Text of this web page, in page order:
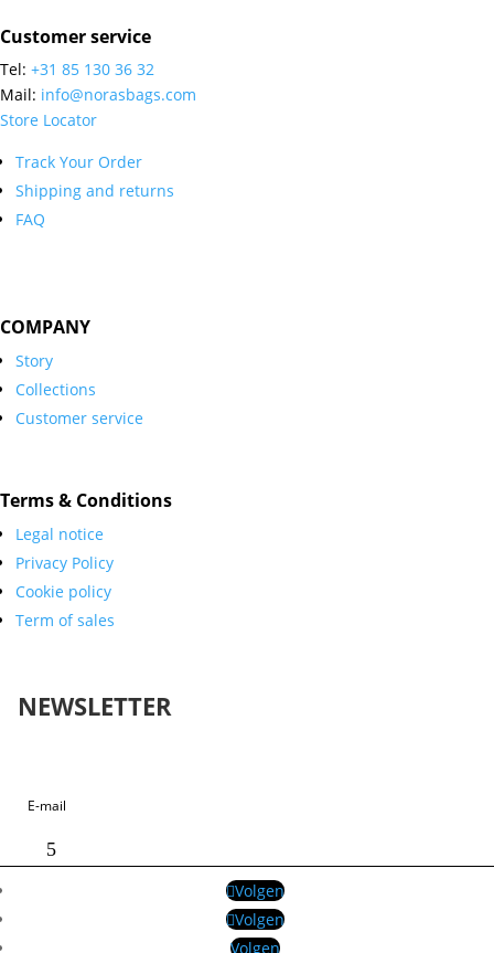
Customer service
Tel: +31 85 130 36 32
Mail: info@norasbags.com
Store Locator
Track Your Order
Shipping and returns
FAQ
COMPANY
Story
Collections
Customer service
Terms & Conditions
Legal notice
Privacy Policy
Cookie policy
Term of sales
NEWSLETTER
Volgen
Volgen
Volgen